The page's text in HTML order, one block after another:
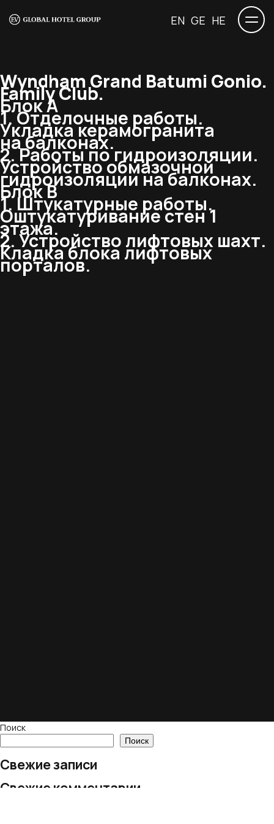
EN GE HE
Wyndham Grand Batumi Gonio.
Family Club.
Блок A
1. Отделочные работы.
Укладка керамогранита
на балконах.
2. Работы по гидроизоляции.
Устройство обмазочной
гидроизоляции на балконах.
Блок В
1. Штукатурные работы.
Оштукатуривание стен 1
этажа.
2. Устройство лифтовых шахт.
Кладка блока лифтовых
порталов.
Поиск
Поиск
Свежие записи
Свежие комментарии